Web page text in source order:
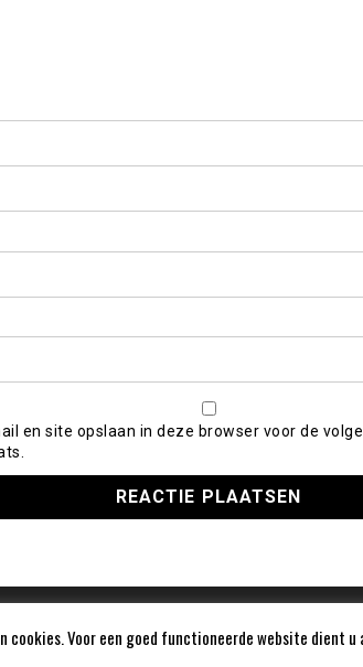
en site opslaan in deze browser voor de
cookies. Voor een goed functioneerde website dient u